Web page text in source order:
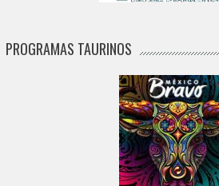
PROGRAMAS TAURINOS